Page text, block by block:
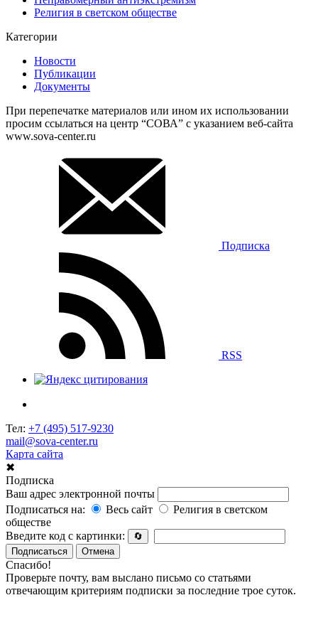
Религия в светском обществе
Категории
Новости
Публикации
Документы
При перепечатке материалов или ином их использовании
просим ссылаться на центр “СОВА” с указанием веб-сайта
www.sova-center.ru
Подписка
RSS
Тел: +7 (495) 517-9230
mail@sova-center.ru
Карта сайта
✖
Подписка
Ваш адрес электронной почты
Подписаться на:
Весь сайт
Религия в светском
обществе
Введите код с картинки:
🔄
Подписаться
Отмена
Спасибо!
Проверьте почту, вам выслано письмо со статьями
отвечающим критериям подписки за последние трое суток.